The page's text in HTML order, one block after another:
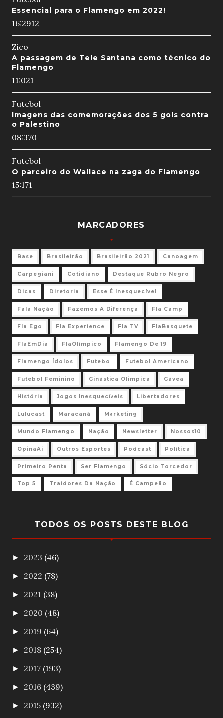
Essencial para o Flamengo em 2022!
16:2912
Zico
A passagem de Tele Santana como técnico do
Flamengo
11:021
Futebol
Imagens das comemorações dos 5 gols contra
o Palestino
08:370
Futebol
O parceiro do Wallace na zaga do Flamengo
15:171
MARCADORES
Base Brasileirão Brasileirão 2021 Canoagem
Carpegiani Cotidiano Destaque Rubro Negro
Dicas Diretoria Esse É Inesquecível
Fala Nação Fazemos A Diferença Fla Camp
Fla Ego Fla Experience Fla TV FlaBasquete
FlaEmDia FlaOlímpico Flamengo De 19
Flamengo Ídolos Futebol Futebol Americano
Futebol Feminino Ginástica Olimpica Gávea
História Jogos Inesquecíveis Libertadores
Lulucast Maracanã Marketing
Mundo Flamengo Nação Newsletter Nossos10
OpinaAi Outros Esportes Podcast Política
Primeiro Penta Ser Flamengo Sócio Torcedor
Top 5 Traidores Da Nação É Campeão
TODOS OS POSTS DESTE BLOG
► 2023 (46)
► 2022 (78)
► 2021 (38)
► 2020 (48)
► 2019 (64)
► 2018 (254)
► 2017 (193)
► 2016 (439)
► 2015 (932)